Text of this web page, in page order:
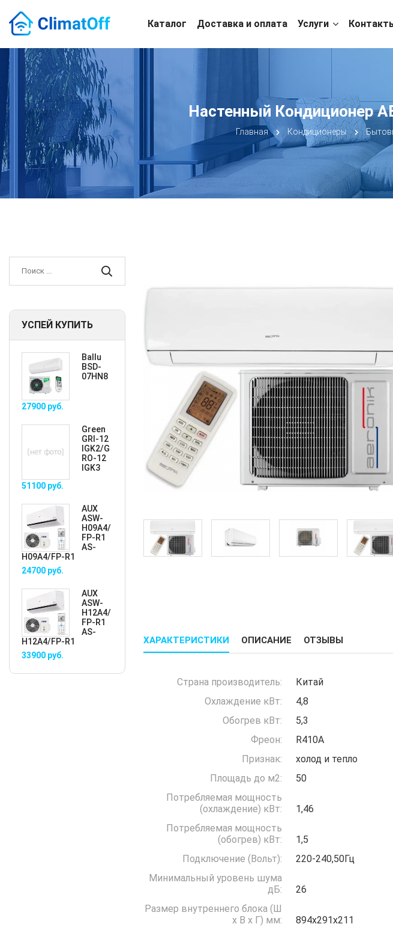
Каталог Доставка и оплата Услуги
Настенный Кондиционер
Главная Кондиционеры
УСПЕЙ КУПИТЬ
Ballu
BSD-
07HN8
27900 руб.
Green
GRI-12
IGK2/G
RO-12
IGK3
51100 руб.
AUX
ASW-
H09A4/
FP-R1
AS-
H09A4/FP-R1
24700 руб.
AUX
ASW-
H12A4/
FP-R1
AS-
H12A4/FP-R1
33900 руб.
ХАРАКТЕРИСТИКИ ОПИСАНИЕ ОТЗЫВЫ
Страна производитель:
Китай
Охлаждение кВт:
4,8
Обогрев кВт:
5,3
Фреон:
R410A
Признак:
холод и тепло
Площадь до м2:
50
Потребляемая мощность
(охлаждение) кВт:
1,46
Потребляемая мощность
(обогрев) кВт:
1,5
Подключение (Вольт):
220-240,50Гц
Минимальный уровень шума
дБ:
26
Размер внутреннего блока (Ш
x В x Г) мм:
894х291х211